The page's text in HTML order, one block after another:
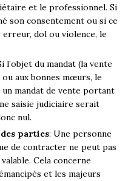
et le professionnel. Si
son consentement ou si ce
dol ou violence, le
l’objet du mandat (la vente
aux bonnes mœurs, le
mandat de vente portant
saisie judiciaire serait
nul.
parties: Une personne
de contracter ne peut pas
Cela concerne
et les majeurs